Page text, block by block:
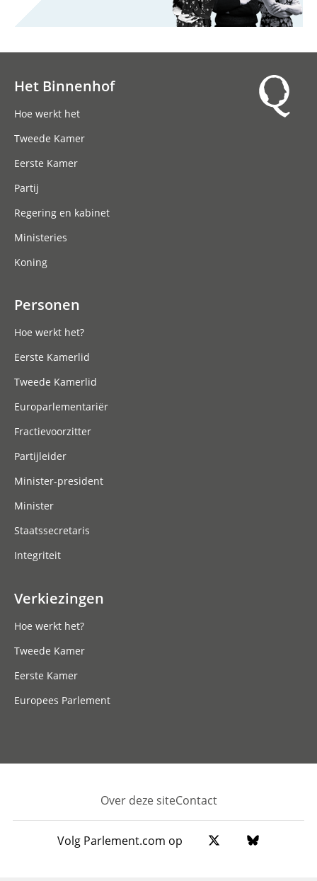
Het Binnenhof
Hoe werkt het
Tweede Kamer
Eerste Kamer
Partij
Regering en kabinet
Ministeries
Koning
Personen
Hoe werkt het?
Eerste Kamerlid
Tweede Kamerlid
Europarlementariër
Fractievoorzitter
Partijleider
Minister-president
Minister
Staatssecretaris
Integriteit
Verkiezingen
Hoe werkt het?
Tweede Kamer
Eerste Kamer
Europees Parlement
Footer
Over deze siteContact
Volg Parlement.com op